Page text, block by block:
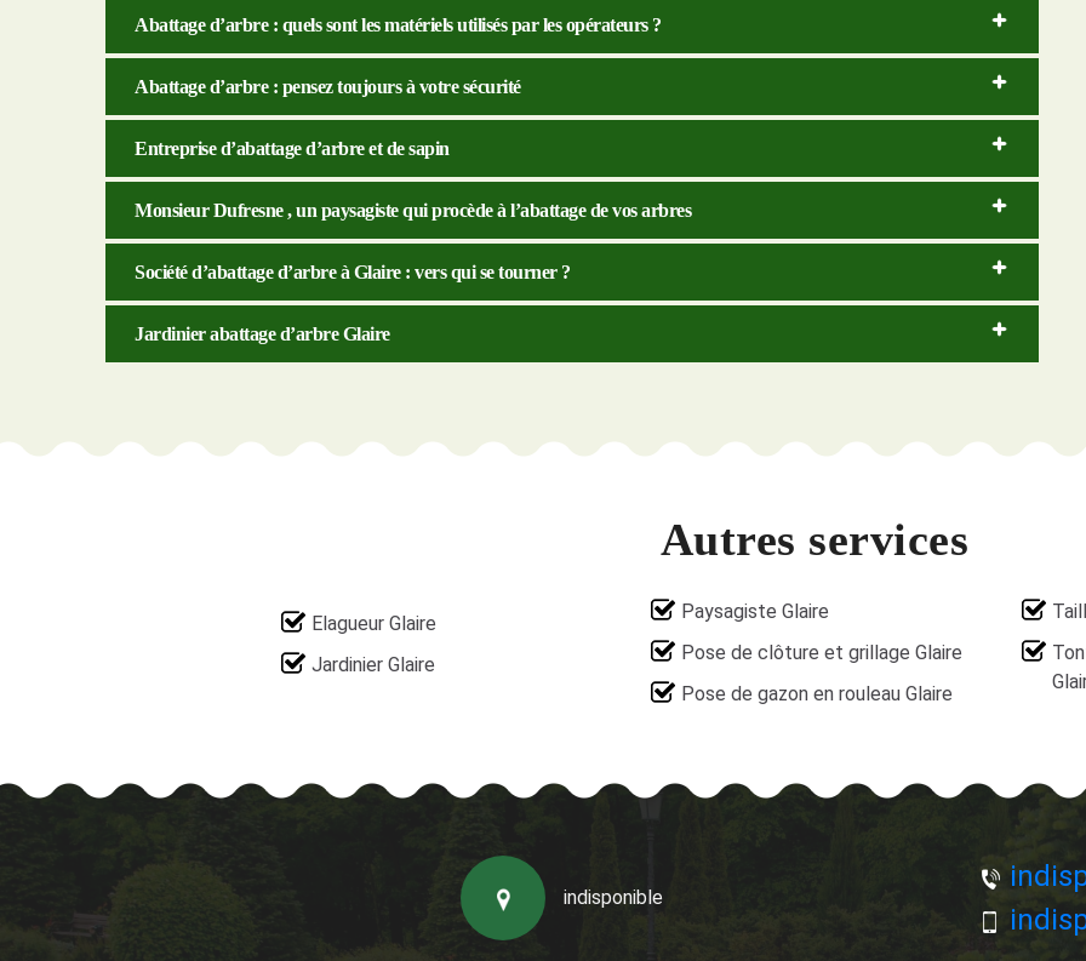
Abattage d’arbre : quels sont les matériels utilisés par les opérateurs ?
Abattage d’arbre : pensez toujours à votre sécurité
Entreprise d’abattage d’arbre et de sapin
Monsieur Dufresne , un paysagiste qui procède à l’abattage de vos arbres
Société d’abattage d’arbre à Glaire : vers qui se tourner ?
Jardinier abattage d’arbre Glaire
Autres services
Elagueur Glaire
Jardinier Glaire
Paysagiste Glaire
Pose de clôture et grillage Glaire
Pose de gazon en rouleau Glaire
indisponible